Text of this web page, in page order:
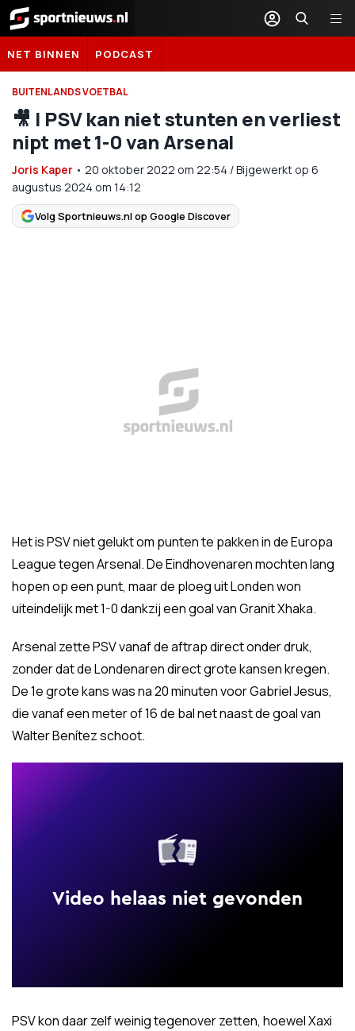
Sportnieuws.nl
NET BINNEN PODCAST
BUITENLANDS VOETBAL
🎥 | PSV kan niet stunten en verliest
nipt met 1-0 van Arsenal
Joris Kaper • 20 oktober 2022 om 22:54 /Bijgewerkt op 6
augustus 2024 om 14:12
Volg Sportnieuws.nl op Google Discover
Het is PSV niet gelukt om punten te pakken in de Europa
League tegen Arsenal. De Eindhovenaren mochten lang
hopen op een punt, maar de ploeg uit Londen won
uiteindelijk met 1-0 dankzij een goal van Granit Xhaka.
Arsenal zette PSV vanaf de aftrap direct onder druk,
zonder dat de Londenaren direct grote kansen kregen.
De 1e grote kans was na 20 minuten voor Gabriel Jesus,
die vanaf een meter of 16 de bal net naast de goal van
Walter Benítez schoot.
PSV kon daar zelf weinig tegenover zetten, hoewel Xaxi